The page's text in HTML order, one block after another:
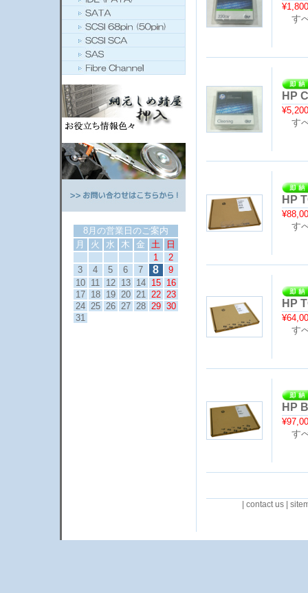
8月の営業日のご案内
月
火 水 木 金 土
日
1
2
3
4 5 6 7 8
9
10
11 12 13 14 15
16
17
18 19 20 21 22 23
24 25 26 27 28 29 30
31
す
HP
す
HP
す
HP
す
HP
す
|contact us |